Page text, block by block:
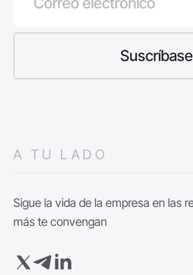
A TU LADO
Sigue la vida de la empresa en las
más te convengan